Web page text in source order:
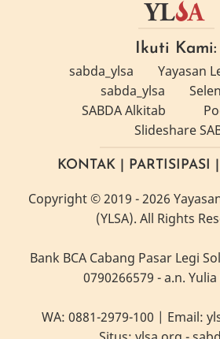
Ikuti Kami:
sabda_ylsa
Yayasan
sabda_ylsa
SABDA Alkitab
Slideshare
KONTAK| PARTISIPASI
Copyright© 2019 -2026
(YLSA). All Rights
Bank BCA Cabang Pasar Legi
0790266579 - a.n.
WA: 0881-2979-100 | Email: